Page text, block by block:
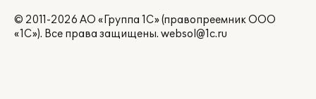
© 2011-2026 АО «Группа 1С» (правопреемник ООО
«1С»). Все права защищены. websol@1c.ru